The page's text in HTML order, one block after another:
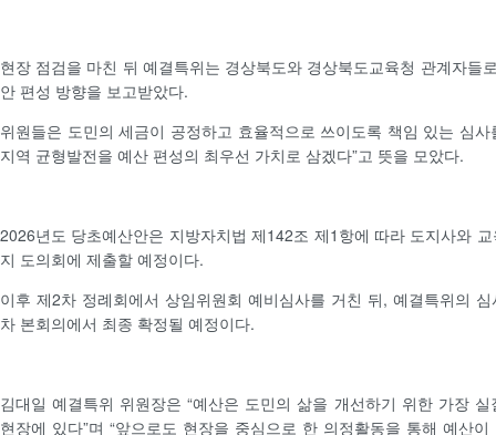
현장 점검을 마친 뒤 예결특위는 경상북도와 경상북도교육청 관계자들
안 편성 방향을 보고받았다.
위원들은 도민의 세금이 공정하고 효율적으로 쓰이도록 책임 있는 심
지역 균형발전을 예산 편성의 최우선 가치로 삼겠다”고 뜻을 모았다.
2026년도 당초예산안은 지방자치법 제142조 제1항에 따라 도지사와
지 도의회에 제출할 예정이다.
이후 제2차 정례회에서 상임위원회 예비심사를 거친 뒤, 예결특위의
차 본회의에서 최종 확정될 예정이다.
김대일 예결특위 위원장은 “예산은 도민의 삶을 개선하기 위한 가장
현장에 있다”며 “앞으로도 현장을 중심으로 한 의정활동을 통해 예산